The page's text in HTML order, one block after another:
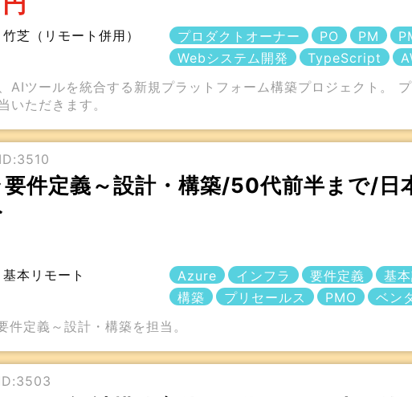
竹芝（リモート併用） プロダクトオーナー PO PM
Webシステム開発
TypeScript
AIツールを統合する新規プラットフォーム構築プロジェクト。
いただきます。
要件定義～設計・構築/50代前半まで/日
基本リモート Azure インフラ 要件定義 基
構築
プリセールス PMO
ベン
定義～設計・構築を担当。